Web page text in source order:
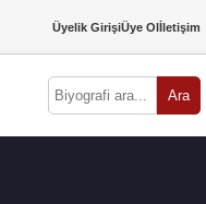
Üyelik GirişiÜye Olİletişim
Ara